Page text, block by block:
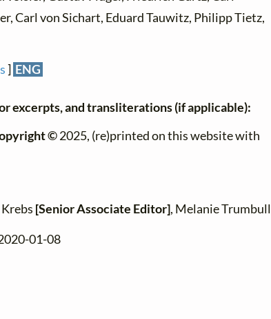
Carl von Sichart, Eduard Tauwitz, Philipp Tietz,
] ENG
excerpts, and transliterations (if applicable):
©2025, (re)printed on this website with
[Senior Associate Editor], Melanie Trumbull
01-08